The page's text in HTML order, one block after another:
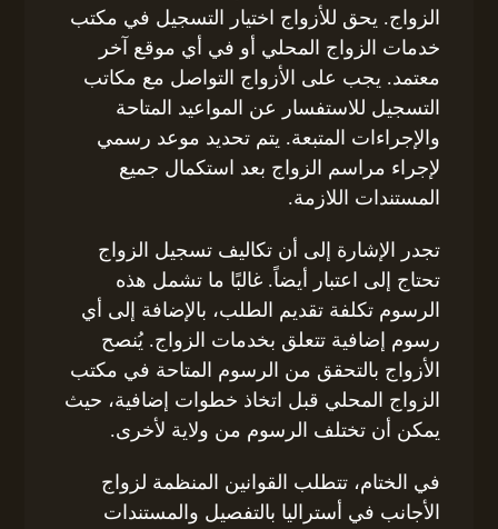
الزواج. يحق للأزواج اختيار التسجيل في مكتب
خدمات الزواج المحلي أو في أي موقع آخر
معتمد. يجب على الأزواج التواصل مع مكاتب
التسجيل للاستفسار عن المواعيد المتاحة
والإجراءات المتبعة. يتم تحديد موعد رسمي
لإجراء مراسم الزواج بعد استكمال جميع
المستندات اللازمة.
تجدر الإشارة إلى أن تكاليف تسجيل الزواج
تحتاج إلى اعتبار أيضاً. غالبًا ما تشمل هذه
الرسوم تكلفة تقديم الطلب، بالإضافة إلى أي
رسوم إضافية تتعلق بخدمات الزواج. يُنصح
الأزواج بالتحقق من الرسوم المتاحة في مكتب
الزواج المحلي قبل اتخاذ خطوات إضافية، حيث
يمكن أن تختلف الرسوم من ولاية لأخرى.
في الختام، تتطلب القوانين المنظمة لزواج
الأجانب في أستراليا بالتفصيل والمستندات